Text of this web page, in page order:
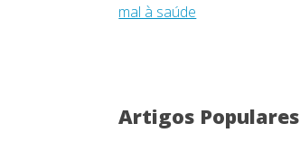
mal à saúde
Artigos Populares